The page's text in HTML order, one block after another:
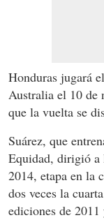
Honduras jugará
Australia el 10 de
que la vuelta se
Suárez, que
Equidad, dirigió a
2014, etapa en la
dos veces la
ediciones de 2011